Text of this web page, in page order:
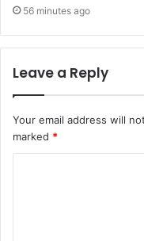
56 minutes ago
Leave a Reply
Your email address will
marked *